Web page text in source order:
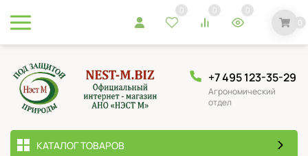
0 0
0
0
+7 495 123-35-29
Агрономический
отдел
КАТАЛОГ ТОВАРОВ